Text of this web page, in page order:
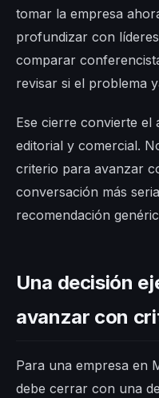
tomar la empresa
profundizar con
comparar
revisar si el problema
Ese cierre convierte
editorial y comercial.
criterio para avanzar
conversación más
recomendación
Una decisión
avanzar con
Para una empresa en
debe cerrar con una